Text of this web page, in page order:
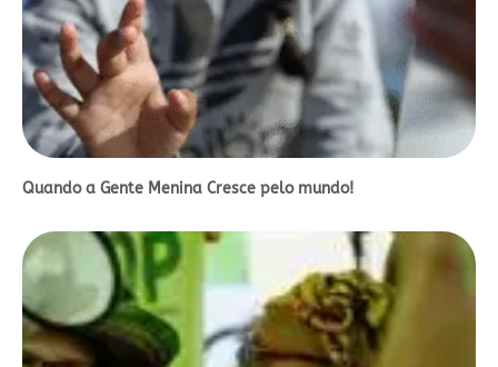
Quando a Gente Menina Cresce pelo mundo!